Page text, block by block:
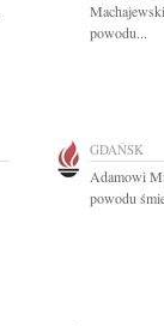
powodu...
GDAŃSK
Adamowi
powodu